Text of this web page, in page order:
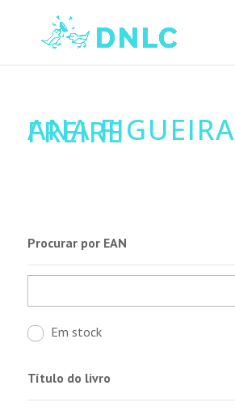
ANA FIGUEIRA
FREIRE
Procurar por EAN
Em stock
Título do livro